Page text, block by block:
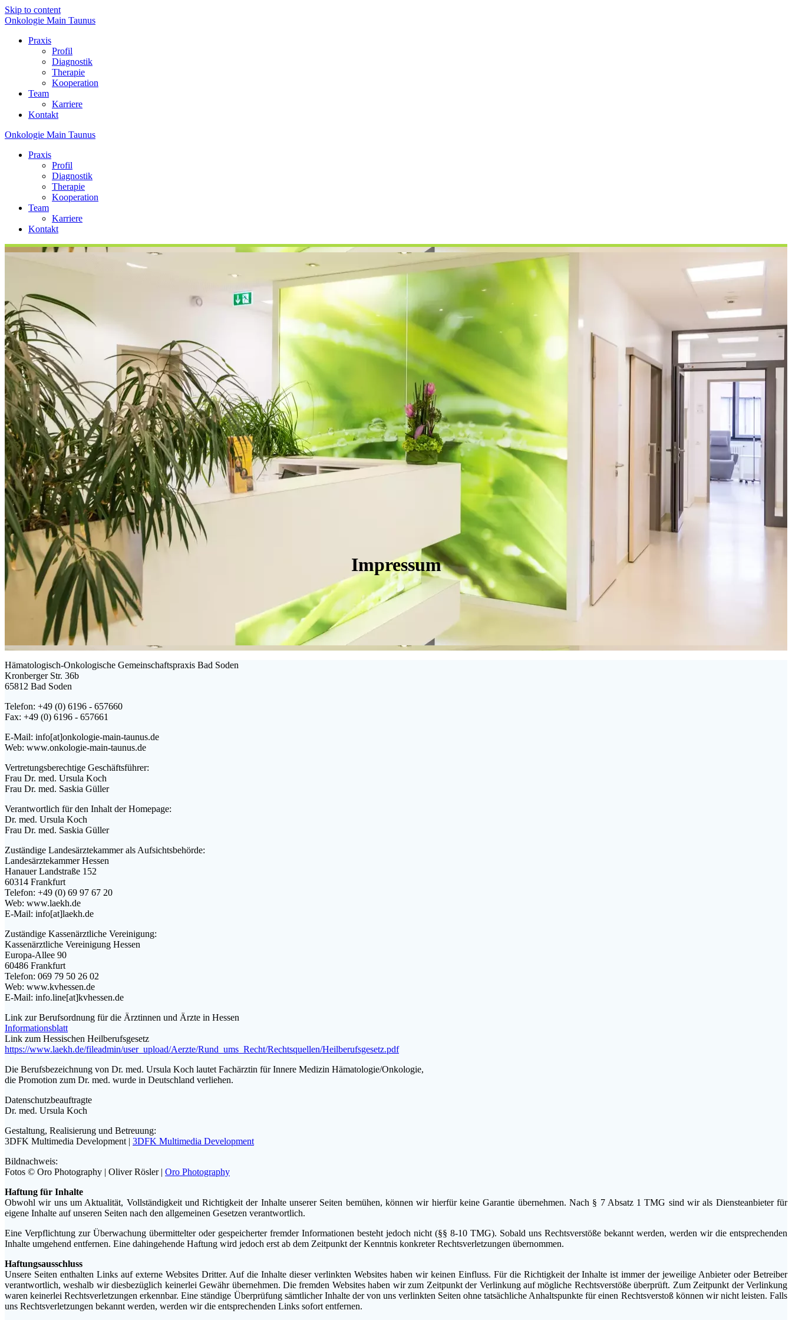
Skip to content
Onkologie Main Taunus
Praxis
Profil
Diagnostik
Therapie
Kooperation
Team
Karriere
Kontakt
Onkologie Main Taunus
Praxis
Profil
Diagnostik
Therapie
Kooperation
Team
Karriere
Kontakt
Impressum
Hämatologisch-Onkologische Gemeinschaftspraxis Bad Soden
Kronberger Str. 36b
65812 Bad Soden
Telefon: +49 (0) 6196 - 657660
Fax: +49 (0) 6196 - 657661
E-Mail: info[at]onkologie-main-taunus.de
Web: www.onkologie-main-taunus.de
Vertretungsberechtige Geschäftsführer:
Frau Dr. med. Ursula Koch
Frau Dr. med. Saskia Güller
Verantwortlich für den Inhalt der Homepage:
Dr. med. Ursula Koch
Frau Dr. med. Saskia Güller
Zuständige Landesärztekammer als Aufsichtsbehörde:
Landesärztekammer Hessen
Hanauer Landstraße 152
60314 Frankfurt
Telefon: +49 (0) 69 97 67 20
Web: www.laekh.de
E-Mail: info[at]laekh.de
Zuständige Kassenärztliche Vereinigung:
Kassenärztliche Vereinigung Hessen
Europa-Allee 90
60486 Frankfurt
Telefon: 069 79 50 26 02
Web: www.kvhessen.de
E-Mail: info.line[at]kvhessen.de
Link zur Berufsordnung für die Ärztinnen und Ärzte in Hessen
Informationsblatt
Link zum Hessischen Heilberufsgesetz
https://www.laekh.de/fileadmin/user_upload/Aerzte/Rund_ums_Recht/Rechtsquellen/Heilberufsgesetz.pdf
Die Berufsbezeichnung von Dr. med. Ursula Koch lautet Fachärztin für Innere Medizin Hämatologie/Onkologie,
die Promotion zum Dr. med. wurde in Deutschland verliehen.
Datenschutzbeauftragte
Dr. med. Ursula Koch
Gestaltung, Realisierung und Betreuung:
3DFK Multimedia Development | 3DFK Multimedia Development
Bildnachweis:
Fotos © Oro Photography | Oliver Rösler | Oro Photography
Haftung für Inhalte
Obwohl wir uns um Aktualität, Vollständigkeit und Richtigkeit der Inhalte unserer Seiten bemühen, können wir hierfür keine Garantie übernehmen. Nach § 7 Absatz 1 TMG sind wir als Diensteanbieter für
eigene Inhalte auf unseren Seiten nach den allgemeinen Gesetzen verantwortlich.
Eine Verpflichtung zur Überwachung übermittelter oder gespeicherter fremder Informationen besteht jedoch nicht (§§ 8-10 TMG). Sobald uns Rechtsverstöße bekannt werden, werden wir die entsprechenden
Inhalte umgehend entfernen. Eine dahingehende Haftung wird jedoch erst ab dem Zeitpunkt der Kenntnis konkreter Rechtsverletzungen übernommen.
Haftungsausschluss
Unsere Seiten enthalten Links auf externe Websites Dritter. Auf die Inhalte dieser verlinkten Websites haben wir keinen Einfluss. Für die Richtigkeit der Inhalte ist immer der jeweilige Anbieter oder Betreiber
verantwortlich, weshalb wir diesbezüglich keinerlei Gewähr übernehmen. Die fremden Websites haben wir zum Zeitpunkt der Verlinkung auf mögliche Rechtsverstöße überprüft. Zum Zeitpunkt der Verlinkung
waren keinerlei Rechtsverletzungen erkennbar. Eine ständige Überprüfung sämtlicher Inhalte der von uns verlinkten Seiten ohne tatsächliche Anhaltspunkte für einen Rechtsverstoß können wir nicht leisten. Falls
uns Rechtsverletzungen bekannt werden, werden wir die entsprechenden Links sofort entfernen.